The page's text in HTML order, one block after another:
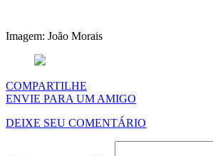
Imagem: João Morais
COMPARTILHE
ENVIE PARA UM AMIGO
DEIXE SEU COMENTÁRIO